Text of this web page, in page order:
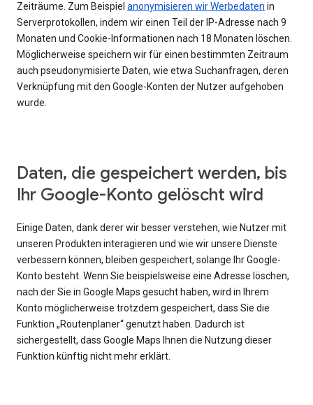
Zeiträume. Zum Beispiel anonymisieren wir Werbedaten in
Serverprotokollen, indem wir einen Teil der IP-Adresse nach 9
Monaten und Cookie-Informationen nach 18 Monaten löschen.
Möglicherweise speichern wir für einen bestimmten Zeitraum
auch pseudonymisierte Daten, wie etwa Suchanfragen, deren
Verknüpfung mit den Google-Konten der Nutzer aufgehoben
wurde.
Daten, die gespeichert werden, bis
Ihr Google-Konto gelöscht wird
Einige Daten, dank derer wir besser verstehen, wie Nutzer mit
unseren Produkten interagieren und wie wir unsere Dienste
verbessern können, bleiben gespeichert, solange Ihr Google-
Konto besteht. Wenn Sie beispielsweise eine Adresse löschen,
nach der Sie in Google Maps gesucht haben, wird in Ihrem
Konto möglicherweise trotzdem gespeichert, dass Sie die
Funktion „Routenplaner“ genutzt haben. Dadurch ist
sichergestellt, dass Google Maps Ihnen die Nutzung dieser
Funktion künftig nicht mehr erklärt.